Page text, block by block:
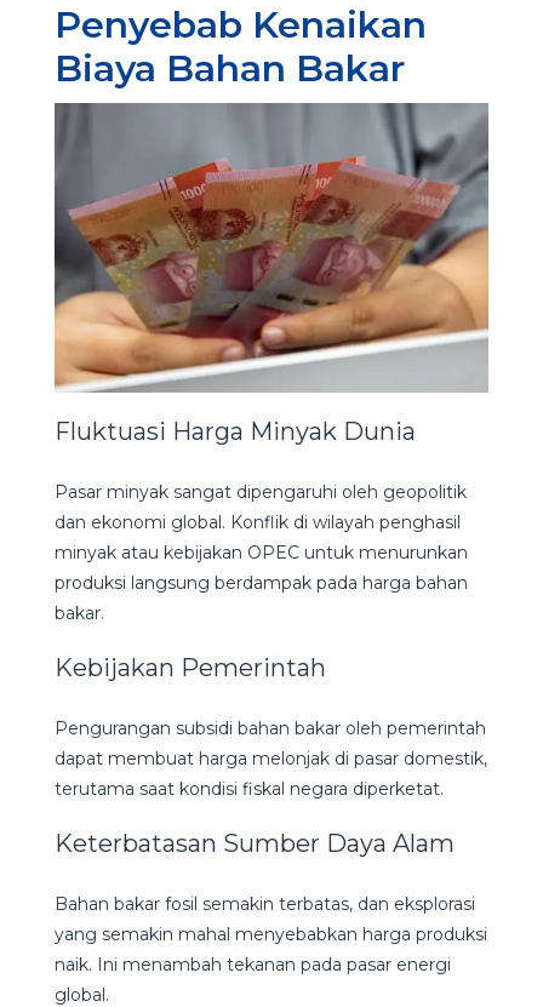
Penyebab Kenaikan
Biaya Bahan Bakar
Fluktuasi Harga Minyak Dunia
Pasar minyak sangat dipengaruhi oleh geopolitik
dan ekonomi global. Konflik di wilayah penghasil
minyak atau kebijakan OPEC untuk menurunkan
produksi langsung berdampak pada harga bahan
bakar.
Kebijakan Pemerintah
Pengurangan subsidi bahan bakar oleh pemerintah
dapat membuat harga melonjak di pasar domestik,
terutama saat kondisi fiskal negara diperketat.
Keterbatasan Sumber Daya Alam
Bahan bakar fosil semakin terbatas, dan eksplorasi
yang semakin mahal menyebabkan harga produksi
naik. Ini menambah tekanan pada pasar energi
global.